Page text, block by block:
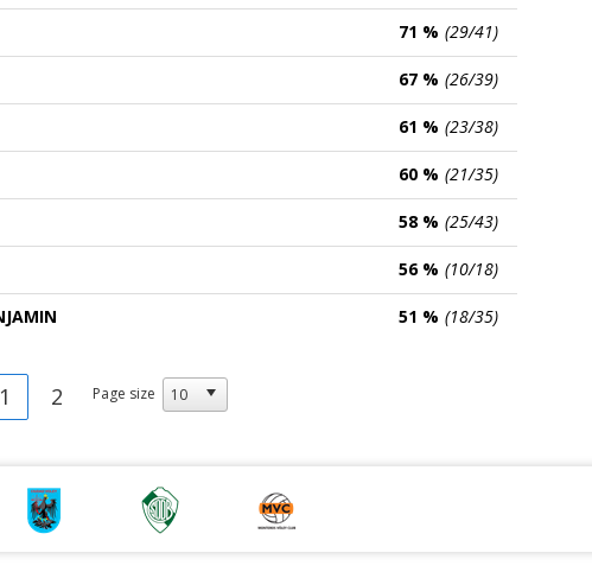
71 % (29/41)
67 % (26/39)
61 % (23/38)
60 % (21/35)
58 % (25/43)
56 % (10/18)
51 % (18/35)
1 2 Page size